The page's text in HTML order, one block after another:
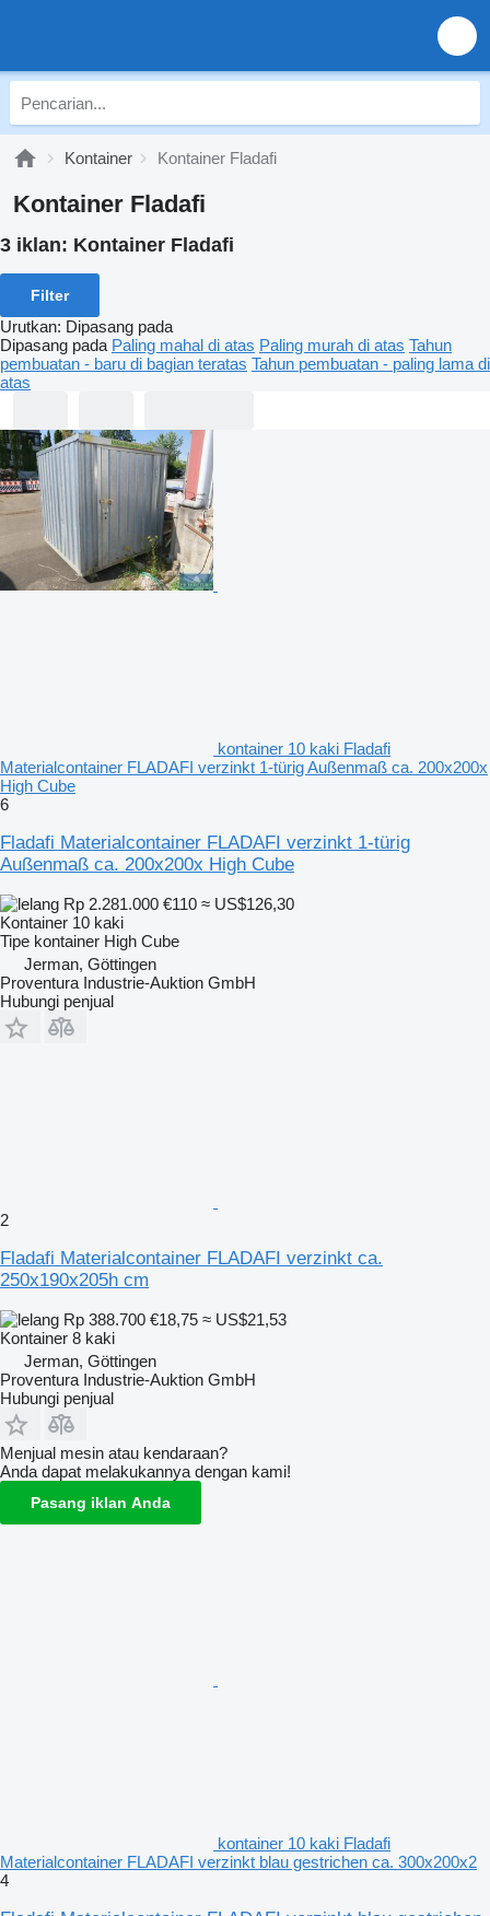
Kontainer Kontainer Fladafi
Kontainer Fladafi
3 iklan: Kontainer Fladafi
Filter
Urutkan: Dipasang pada
Dipasang pada Paling mahal di atas Paling murah di atas Tahun
pembuatan - baru di bagian teratas Tahun pembuatan - paling lama di
atas
kontainer 10 kaki Fladafi
Materialcontainer FLADAFI verzinkt 1-türig Außenmaß ca. 200x200x
High Cube
6
Fladafi Materialcontainer FLADAFI verzinkt 1-türig
Außenmaß ca. 200x200x High Cube
Rp 2.281.000 €110 ≈ US$126,30
Kontainer 10 kaki
Tipe kontainer High Cube
Jerman, Göttingen
Proventura Industrie-Auktion GmbH
Hubungi penjual
2
Fladafi Materialcontainer FLADAFI verzinkt ca.
250x190x205h cm
Rp 388.700 €18,75 ≈ US$21,53
Kontainer 8 kaki
Jerman, Göttingen
Proventura Industrie-Auktion GmbH
Hubungi penjual
Menjual mesin atau kendaraan?
Anda dapat melakukannya dengan kami!
Pasang iklan Anda
kontainer 10 kaki Fladafi
Materialcontainer FLADAFI verzinkt blau gestrichen ca. 300x200x2
4